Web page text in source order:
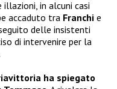
in alcuni casi
accaduto tra Franchi e
delle insistenti
di intervenire per la
ha spiegato